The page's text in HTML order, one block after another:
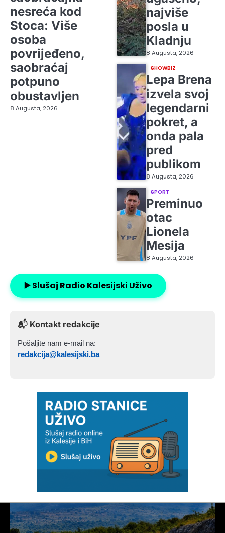
nesreća kod
Stoca: Više
osoba
povrijeđeno,
saobraćaj
potpuno
obustavljen
8 Augusta, 2026
najviše
posla u
Kladnju
8 Augusta, 2026
SHOWBIZ
Lepa Brena
izvela svoj
legendarni
pokret, a
onda pala
pred
publikom
8 Augusta, 2026
SPORT
Preminuo
otac
Lionela
Mesija
8 Augusta, 2026
▶️ Slušaj Radio Kalesijski Uživo
📬 Kontakt redakcije
Pošaljite nam e-mail na:
redakcija@kalesijski.ba